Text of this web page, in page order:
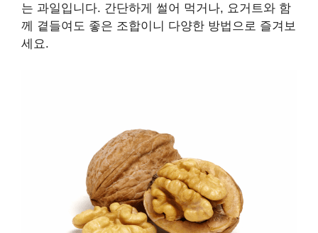
는 과일입니다. 간단하게 썰어 먹거나, 요거트와 함
께 곁들여도 좋은 조합이니 다양한 방법으로 즐겨보
세요.